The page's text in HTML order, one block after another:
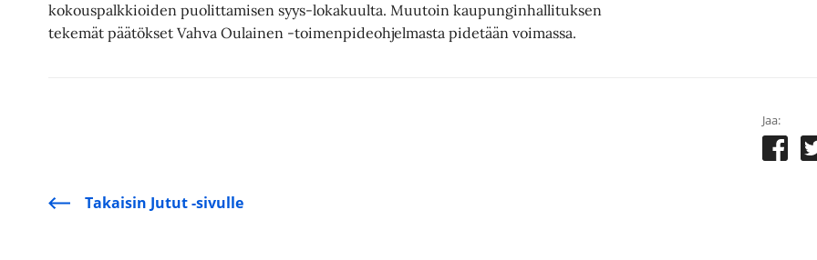
kokouspalkkioiden puolittamisen syys-lokakuulta. Muutoin kaupunginhallituksen
tekemät päätökset Vahva Oulainen -toimenpideohjelmasta pidetään voimassa.
Jaa:
Takaisin Jutut -sivulle